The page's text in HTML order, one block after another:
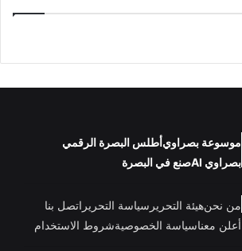
موسوعة بصراويأطلس البصرة الرقمي
بصراوي AI
صنع في البصرة
من نحنهيئة التحرير سياسة التحرير اتصل بنا
أعلن معناسياسة الخصوصيةشروط الاستخدام